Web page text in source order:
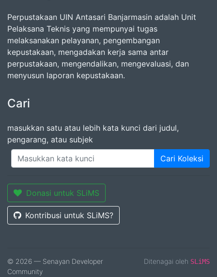
Perpustakaan UIN Antasari Banjarmasin adalah Unit
Pelaksana Teknis yang mempunyai tugas
melaksanakan pelayanan, pengembangan
kepustakaan, mengadakan kerja sama antar
perpustakaan, mengendalikan, mengevaluasi, dan
menyusun laporan kepustakaan.
Cari
masukkan satu atau lebih kata kunci dari judul,
pengarang, atau subjek
Cari Koleksi
Donasi untuk SLiMS
Kontribusi untuk SLiMS?
© 2026 — Senayan Developer
Community
Ditenagai oleh SLiMS